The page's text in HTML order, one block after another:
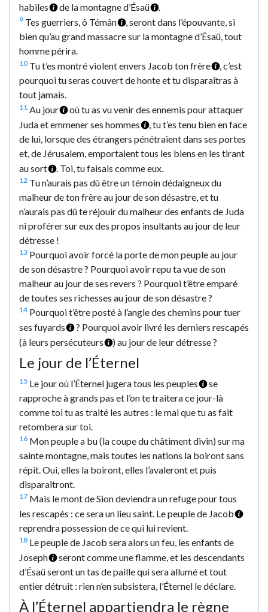
habiles
de la montagne d’Ésaü .
9 Tes guerriers, ô Témân
, seront dans l’épouvante, si
bien qu’au grand massacre sur la montagne d’Ésaü, tout
homme périra.
10Tu t’es montré violent envers Jacob ton frère
, c’est
pourquoi tu seras couvert de honte et tu disparaîtras à
tout jamais.
11 Au jour
où tu as vu venir des ennemis pour attaquer
Juda et emmener ses hommes
, tu t’es tenu bien en face
de lui, lorsque des étrangers pénétraient dans ses portes
et, de Jérusalem, emportaient tous les biens en les tirant
au sort
. Toi, tu faisais comme eux.
12 Tu n’aurais pas dû être un témoin dédaigneux du
malheur de ton frère au jour de son désastre, et tu
n’aurais pas dû te réjouir du malheur des enfants de Juda
ni proférer sur eux des propos insultants au jour de leur
détresse !
13 Pourquoi avoir forcé la porte de mon peuple au jour
de son désastre ? Pourquoi avoir repu ta vue de son
malheur au jour de ses revers ? Pourquoi t’être emparé
de toutes ses richesses au jour de son désastre ?
14 Pourquoi t’être posté à l’angle des chemins pour tuer
ses fuyards
? Pourquoi avoir livré les derniers rescapés
(à leurs persécuteurs
) au jour de leur détresse ?
Le jour de l’Éternel
15 Le jour où l’Éternel jugera tous les peuples
se
rapproche à grands pas et l’on te traitera ce jour-là
comme toi tu as traité les autres : le mal que tu as fait
retombera sur toi.
16 Mon peuple a bu (la coupe du châtiment divin) sur ma
sainte montagne, mais toutes les nations la boiront sans
répit. Oui, elles la boiront, elles l’avaleront et puis
disparaîtront.
17 Mais le mont de Sion deviendra un refuge pour tous
les rescapés : ce sera un lieu saint. Le peuple de Jacob
reprendra possession de ce qui lui revient.
18 Le peuple de Jacob sera alors un feu, les enfants de
Joseph
seront comme une flamme, et les descendants
d’Ésaü seront un tas de paille qui sera allumé et tout
entier détruit : rien n’en subsistera, l’Éternel le déclare.
À l’Éternel appartiendra le règne